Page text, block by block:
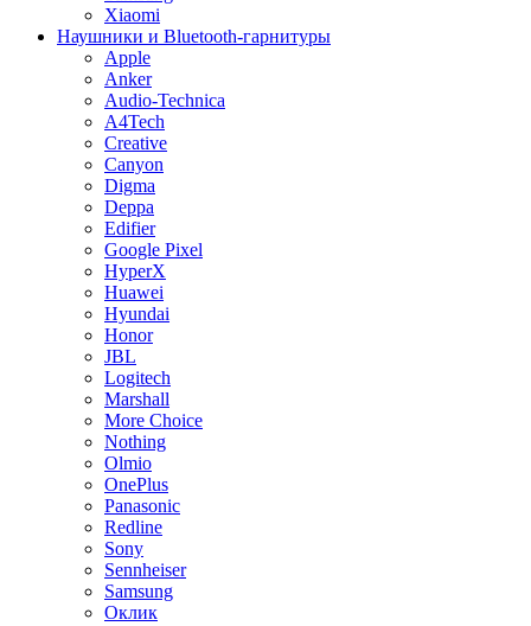
Xiaomi
Наушники и Bluetooth-гарнитуры
Apple
Anker
Audio-Technica
A4Tech
Creative
Canyon
Digma
Deppa
Edifier
Google Pixel
HyperX
Huawei
Hyundai
Honor
JBL
Logitech
Marshall
More Choice
Nothing
Olmio
OnePlus
Panasonic
Redline
Sony
Sennheiser
Samsung
Оклик